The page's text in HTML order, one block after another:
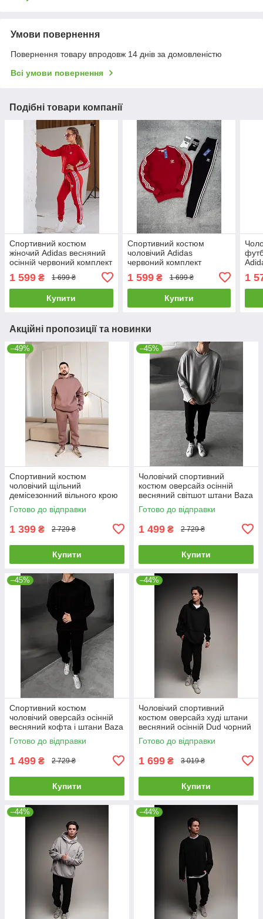
Умови повернення
Повернення товару впродовж 14 днів за домовленістю
Всі умови повернення
Подібні товари компанії
Спортивний костюм
жіночий Adidas весняний
осінній червоний комплект
1 599 ₴ 1 699 ₴
Купити
Спортивний костюм
чоловічий Adidas
червоний комплект
весняний осінній світшот
штани адідас
1 599₴ 1 699 ₴
Купити
1
Акційні пропозиції та новинки
–49%
Спортивний костюм
чоловічий щільний
демісезонний вільного крою
худі штани Clyde коричневий
Готово до відправки
1 399 ₴ 2 729 ₴
Купити
–45%
Чоловічий спортивний
костюм оверсайз осінній
весняний світшот штани Baza
сірий-чорний
Готово до відправки
1 499 ₴ 2 729 ₴
Купити
–45%
Спортивний костюм
чоловічий оверсайз осінній
весняний кофта і штани Baza
чорний
Готово до відправки
1 499 ₴ 2 729 ₴
Купити
–44%
Чоловічий спортивний
костюм оверсайз худі штани
весняний осінній Dud чорний
Готово до відправки
1 699 ₴ 3 019 ₴
Купити
–44% –44%